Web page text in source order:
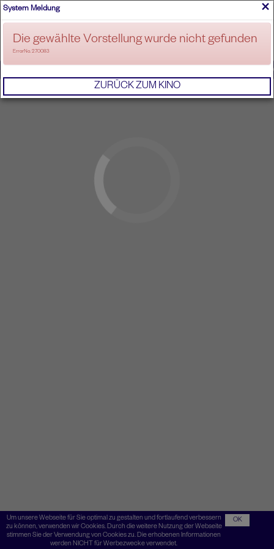
ANMELDEN
Um unsere Webseite für Sie optimal zu gestalten und fortlaufend verbessern
zu können, verwenden wir Cookies. Durch die weitere Nutzung der Webseite
stimmen Sie der Verwendung von Cookies zu. Die erhobenen Informationen
werden NICHT für Werbezwecke verwendet.
OK
×
System Meldung
Die gewählte Vorstellung wurde nicht gefunden
ErrorNo. 270083
ZURÜCK ZUM KINO